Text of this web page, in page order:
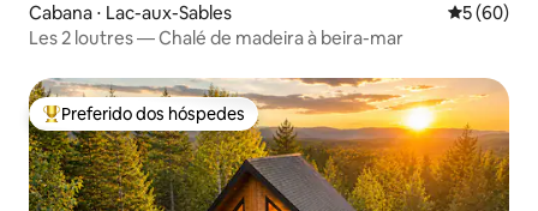
Cabana ⋅ Lac-aux-Sables 5 de uma
5 (60)
Les 2 loutres — Chalé de madeira à beira-mar
Entre os melhores preferidos dos hóspedes
Preferido dos hóspedes